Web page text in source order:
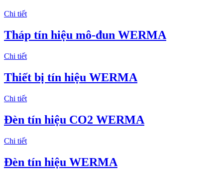
Chi tiết
Tháp tín hiệu mô-đun WERMA
Chi tiết
Thiết bị tín hiệu WERMA
Chi tiết
Đèn tín hiệu CO2 WERMA
Chi tiết
Đèn tín hiệu WERMA